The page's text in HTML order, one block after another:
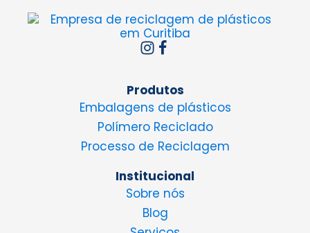
Produtos
Embalagens de plásticos
Polímero Reciclado
Processo de Reciclagem
Institucional
Sobre nós
Blog